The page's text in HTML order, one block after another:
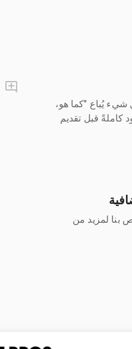
يُباع "كما هو،
كاملةً قبل تقديم
بنا لمزيد من